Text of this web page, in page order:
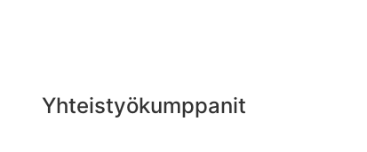
Yhteistyökumppanit